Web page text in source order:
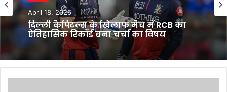
April 18, 2026
दिल्ली कैपिटल्स के खिलाफ मैच में RCB का
ऐतिहासिक रिकॉर्ड बना चर्चा का विषय